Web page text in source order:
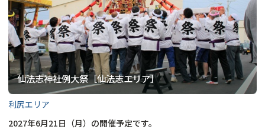
仙法志神社例大祭［仙法志エリア］
利尻エリア
2027年6月21日（月）の開催予定です。